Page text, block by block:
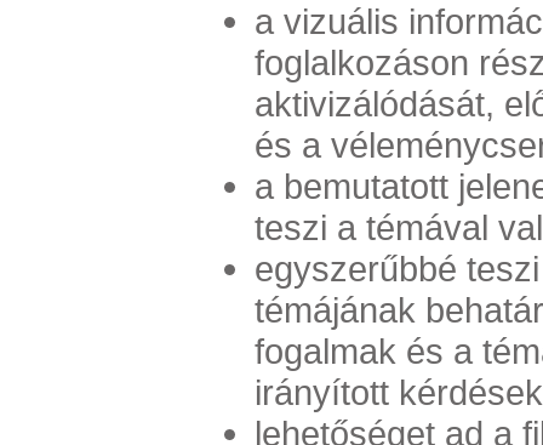
a vizuális
foglalkozáson
aktivizálódását,
és a
a bemutatott
teszi a témával
egyszerűbbé
témájának
fogalmak és a
irányított
lehetőséget ad a